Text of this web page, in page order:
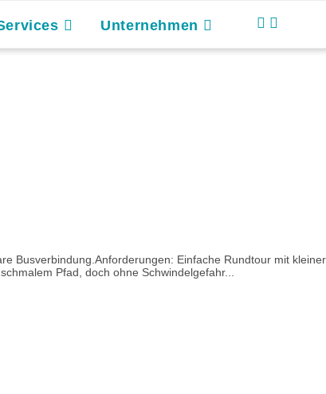
Unternehmen
Busverbindung.Anforderungen: Einfache Rundtour mit
Pfad, doch ohne Schwindelgefahr...